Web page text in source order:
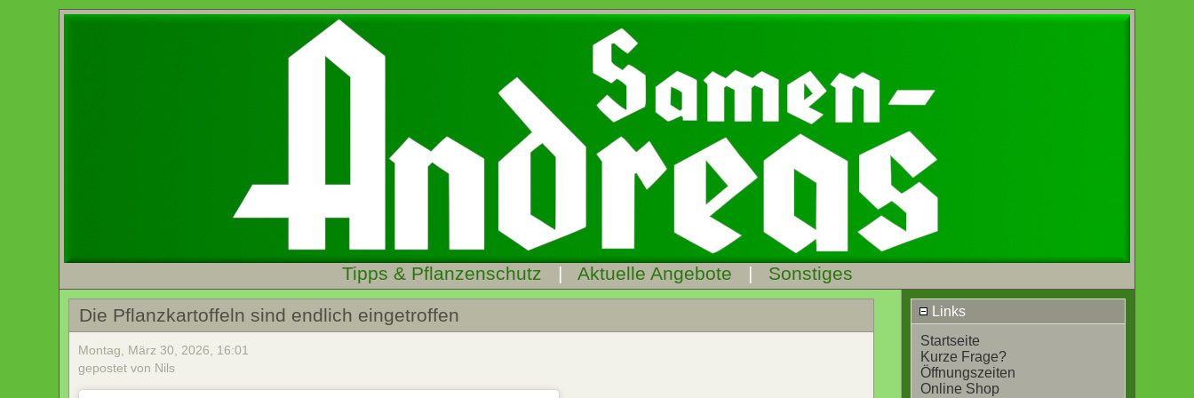
Tipps & Pflanzenschutz | Aktuelle Angebote | Sonstiges
Links
Startseite
Kurze Frage?
Öffnungszeiten
Online Shop
Die Pflanzkartoffeln sind endlich eingetroffen
Montag, März 30, 2026, 16:01
gepostet von Nils